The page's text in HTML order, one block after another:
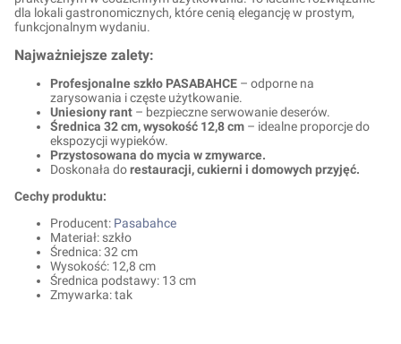
dla lokali gastronomicznych, które cenią elegancję w prostym,
funkcjonalnym wydaniu.
Najważniejsze zalety:
Profesjonalne szkło PASABAHCE – odporne na
zarysowania i częste użytkowanie.
Uniesiony rant – bezpieczne serwowanie deserów.
Średnica 32 cm, wysokość 12,8 cm – idealne proporcje do
ekspozycji wypieków.
Przystosowana do mycia w zmywarce.
Doskonała dorestauracji, cukierni i domowych przyjęć.
Cechy produktu:
Producent: Pasabahce
Materiał: szkło
Średnica: 32 cm
Wysokość: 12,8 cm
Średnica podstawy: 13 cm
Zmywarka: tak